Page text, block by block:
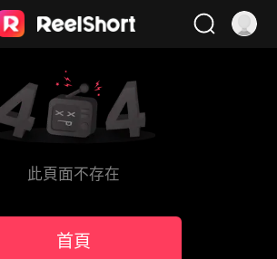
此頁面不存在
首頁